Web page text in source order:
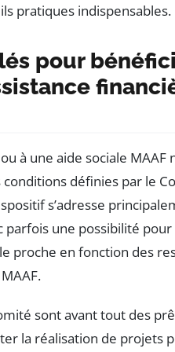
pratiques indispensables.
pour
à une aide sociale MAAF
définies par le
s’adresse
parfois une possibilité
proche en fonction des
sont avant tout des
la réalisation de projets